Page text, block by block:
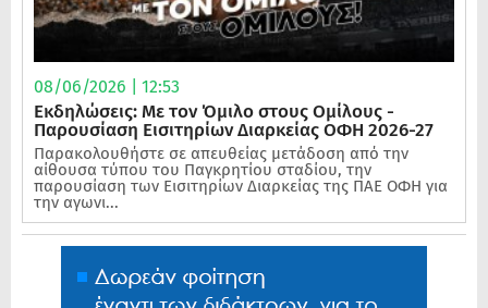
08/06/2026 | 12:53
Εκδηλώσεις: Με τον Όμιλο στους Ομίλους -
Παρουσίαση Εισιτηρίων Διαρκείας ΟΦΗ 2026-27
Παρακολουθήστε σε απευθείας μετάδοση από την
αίθουσα τύπου του Παγκρητίου σταδίου, την
παρουσίαση των Εισιτηρίων Διαρκείας της ΠΑΕ ΟΦΗ για
την αγωνι...